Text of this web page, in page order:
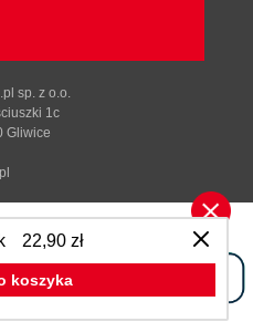
człowieka 271
koniec świata? 281
22,90 zł
koszyka
sp. z o.o.
1c
Gliwice